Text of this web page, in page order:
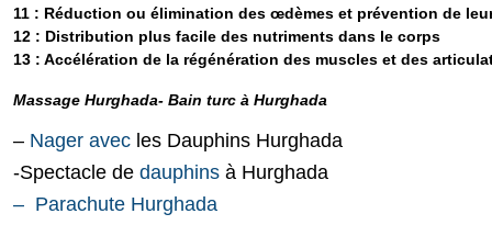
11 : Réduction ou élimination des œdèmes et prévention de
12 : Distribution plus facile des nutriments dans le corps
13 : Accélération de la régénération des muscles et des
Massage Hurghada- Bain turc à Hurghada
– Nager avec les Dauphins Hurghada
-Spectacle de dauphins à Hurghada
– Parachute Hurghada